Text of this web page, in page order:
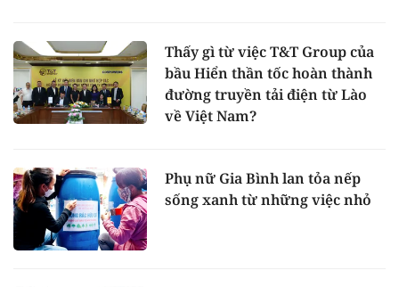
Thấy gì từ việc T&T Group của
bầu Hiển thần tốc hoàn thành
đường truyền tải điện từ Lào
về Việt Nam?
Phụ nữ Gia Bình lan tỏa nếp
sống xanh từ những việc nhỏ